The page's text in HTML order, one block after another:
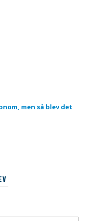
men så blev det